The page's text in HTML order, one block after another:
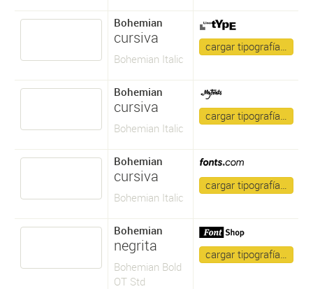
Bohemian
cursiva
Bohemian Italic
cargar tipografía…
Bohemian
cursiva
Bohemian Italic
cargar tipografía…
Bohemian
cursiva
Bohemian Italic
cargar tipografía…
Bohemian
negrita
Bohemian Bold
OT Std
cargar tipografía…